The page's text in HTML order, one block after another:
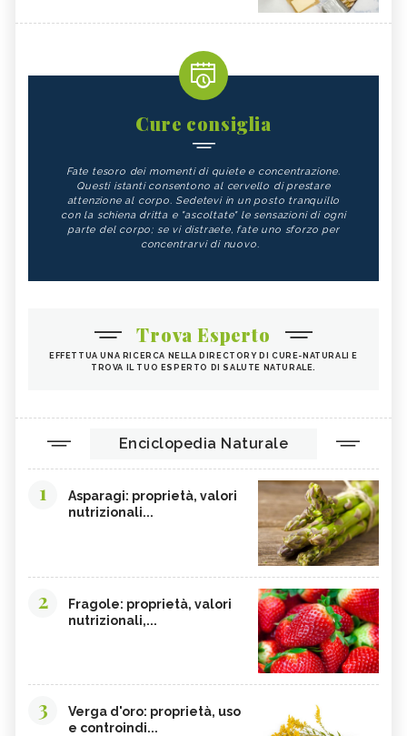
Cure consiglia
Fate tesoro dei momenti di quiete e concentrazione.
Questi istanti consentono al cervello di prestare
attenzione al corpo. Sedetevi in un posto tranquillo
con la schiena dritta e "ascoltate" le sensazioni di ogni
parte del corpo; se vi distraete, fate uno sforzo per
concentrarvi di nuovo.
Trova Esperto
EFFETTUA UNA RICERCA NELLA DIRECTORY DI CURE-NATURALI E
TROVA IL TUO ESPERTO DI SALUTE NATURALE.
Enciclopedia Naturale
1
Asparagi: proprietà, valori
nutrizionali...
2
Fragole: proprietà, valori
nutrizionali,...
3
Verga d'oro: proprietà, uso
e controindi...